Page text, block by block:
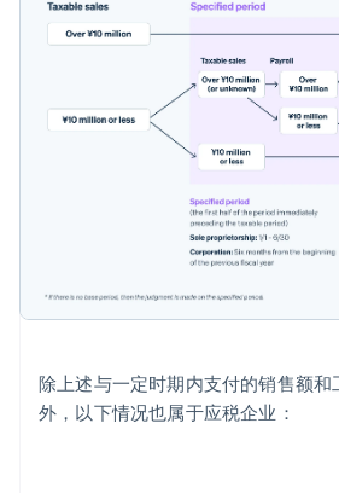
除上述与一定时期内支付的销售额
外，以下情况也属于应税企业：